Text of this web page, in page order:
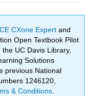
CXone Expertand
Open Textbook Pilot
UC Davis Library,
Solutions
previous National
1246120,
& Conditions